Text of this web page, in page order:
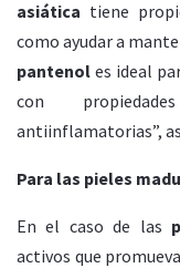
asiática tiene
como ayudar a
pantenol es ideal
con
antiinflamatorias”,
Para las pieles
En el caso de las
activos que